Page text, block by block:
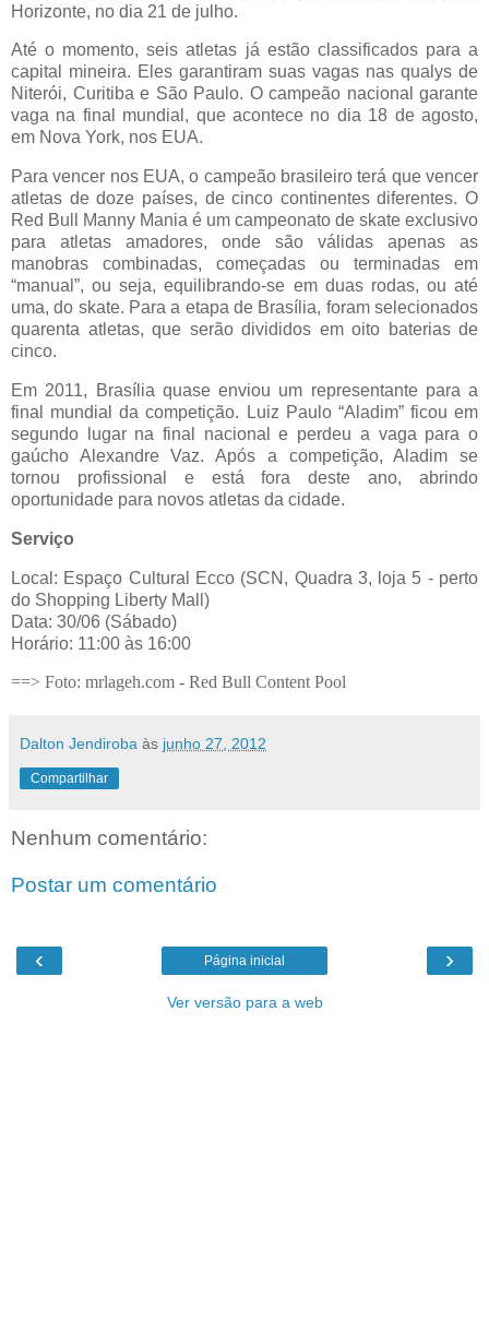
Horizonte, no dia 21 de julho.
Até o momento, seis atletas já estão classificados para a
capital mineira. Eles garantiram suas vagas nas qualys de
Niterói, Curitiba e São Paulo. O campeão nacional garante
vaga na final mundial, que acontece no dia 18 de agosto,
em Nova York, nos EUA.
Para vencer nos EUA, o campeão brasileiro terá que vencer
atletas de doze países, de cinco continentes diferentes. O
Red Bull Manny Mania é um campeonato de skate exclusivo
para atletas amadores, onde são válidas apenas as
manobras combinadas, começadas ou terminadas em
“manual”, ou seja, equilibrando-se em duas rodas, ou até
uma, do skate. Para a etapa de Brasília, foram selecionados
quarenta atletas, que serão divididos em oito baterias de
cinco.
Em 2011, Brasília quase enviou um representante para a
final mundial da competição. Luiz Paulo “Aladim” ficou em
segundo lugar na final nacional e perdeu a vaga para o
gaúcho Alexandre Vaz. Após a competição, Aladim se
tornou profissional e está fora deste ano, abrindo
oportunidade para novos atletas da cidade.
Serviço
Local: Espaço Cultural Ecco (SCN, Quadra 3, loja 5 - perto
do Shopping Liberty Mall)
Data: 30/06 (Sábado)
Horário: 11:00 às 16:00
==> Foto: mrlageh.com - Red Bull Content Pool
Dalton Jendiroba às junho 27, 2012
Compartilhar
Nenhum comentário:
Postar um comentário
‹ ›
Página inicial
Ver versão para a web